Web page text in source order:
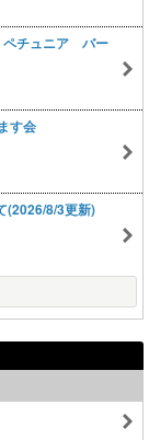
ペチュニア バー
す会
(2026/8/3更新)